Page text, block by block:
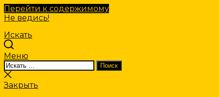
Перейти к содержимому
Не ведись!
Искать
Меню
Искать:
Поиск
Закрыть
поиск
Закрыть